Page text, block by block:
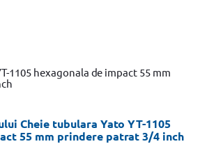
1105 hexagonala de impact 55 mm
Cheie tubulara Yato YT-1105
55 mm prindere patrat 3/4 inch